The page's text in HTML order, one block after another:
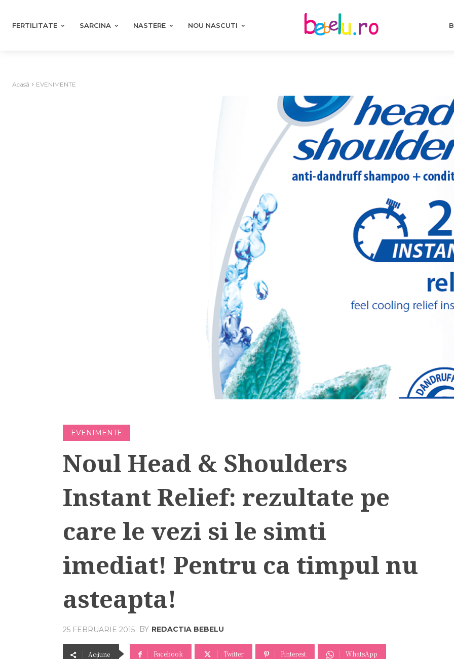
FERTILITATE SARCINA NASTERE NOU NASCUTI
Acasă EVENIMENTE
EVENIMENTE
Noul Head & Shoulders
Instant Relief: rezultate pe
care le vezi si le simti
imediat! Pentru ca timpul nu
asteapta!
25 FEBRUARIE 2015 BY REDACTIA BEBELU
Acțiune Facebook Twitter Pinterest WhatsApp